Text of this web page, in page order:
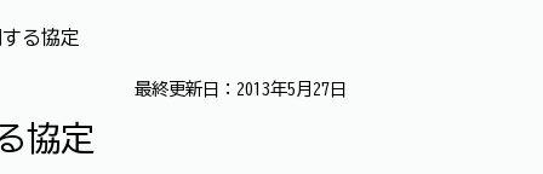
る協定
最終更新日：2013年5月27日
協定